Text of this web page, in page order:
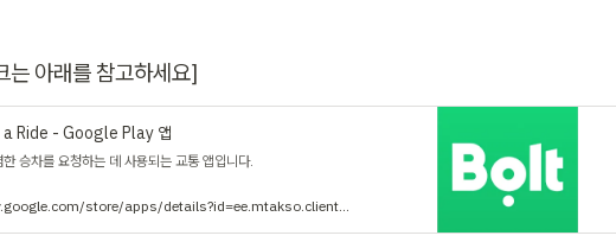
는 아래를 참고하세요]
Ride - Google Play 앱
승차를 요청하는 데 사용되는 교통 앱입니다.